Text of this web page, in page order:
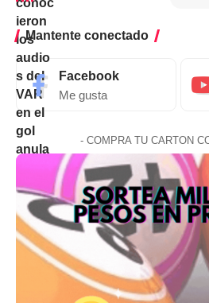
Mantente conectado
Facebook
Me gusta
- COMPRA TU CARTON